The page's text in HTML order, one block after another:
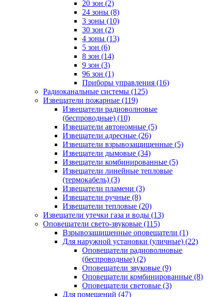
20 зон (2)
24 зоны (8)
3 зоны (10)
30 зон (2)
4 зоны (13)
5 зон (6)
8 зон (14)
9 зон (3)
96 зон (1)
Приборы управления (16)
Радиоканальные системы (125)
Извещатели пожарные (119)
Извещатели радиоволновые
(беспроводные) (10)
Извещатели автономные (5)
Извещатели адресные (26)
Извещатели взрывозащищенные (5)
Извещатели дымовые (34)
Извещатели комбинированные (5)
Извещатели линейные тепловые
(термокабель) (3)
Извещатели пламени (3)
Извещатели ручные (8)
Извещатели тепловые (20)
Извещатели утечки газа и воды (13)
Оповещатели свето-звуковые (115)
Взрывозащищенные оповещатели (1)
Для наружной установки (уличные) (22)
Оповещатели радиоволновые
(беспроводные) (2)
Оповещатели звуковые (9)
Оповещатели комбинированные (8)
Оповещатели световые (3)
Для помещений (47)